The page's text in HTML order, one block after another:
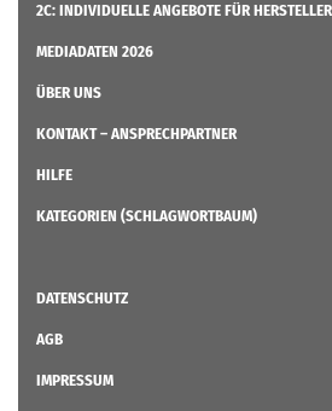
2C: INDIVIDUELLE ANGEBOTE FÜR HERSTELLER
MEDIADATEN 2026
ÜBER UNS
KONTAKT – ANSPRECHPARTNER
HILFE
KATEGORIEN (SCHLAGWORTBAUM)
DATENSCHUTZ
AGB
IMPRESSUM